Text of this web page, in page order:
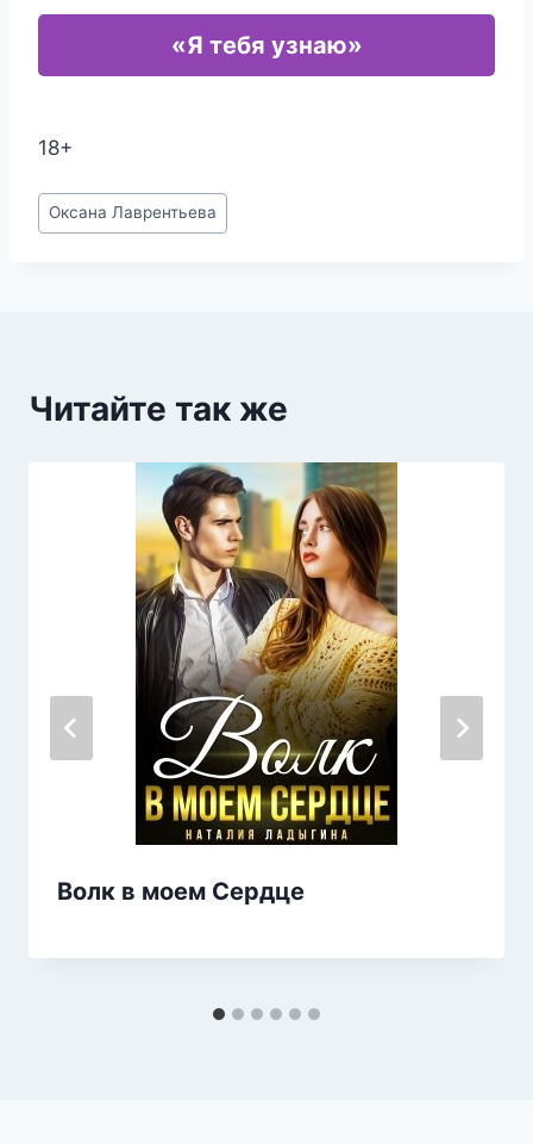
«Я тебя узнаю»
18+
Метки
записи:
Оксана Лаврентьева
Читайте так же
Волк в моем Сердце